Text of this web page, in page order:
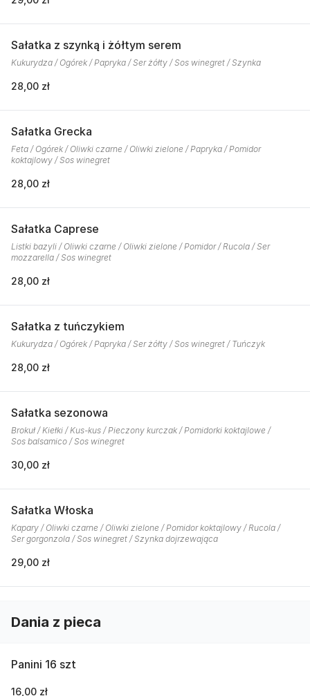
Sałatka z szynką i żółtym serem
Kukurydza / Ogórek / Papryka / Ser żółty / Sos winegret / Szynka
28,00 zł
Sałatka Grecka
Feta / Ogórek / Oliwki czarne / Oliwki zielone / Papryka / Pomidor
koktajlowy / Sos winegret
28,00 zł
Sałatka Caprese
Listki bazyli / Oliwki czarne / Oliwki zielone / Pomidor / Rucola / Ser
mozzarella / Sos winegret
28,00 zł
Sałatka z tuńczykiem
Kukurydza / Ogórek / Papryka / Ser żółty / Sos winegret / Tuńczyk
28,00 zł
Sałatka sezonowa
Brokuł / Kiełki / Kus-kus / Pieczony kurczak / Pomidorki koktajlowe /
Sos balsamico / Sos winegret
30,00 zł
Sałatka Włoska
Kapary / Oliwki czarne / Oliwki zielone / Pomidor koktajlowy / Rucola /
Ser gorgonzola / Sos winegret / Szynka dojrzewająca
29,00 zł
Dania z pieca
Panini 16 szt
16,00 zł